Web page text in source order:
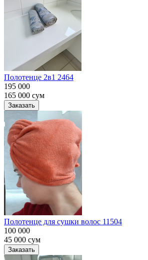
Полотенце 2в1 2464
195 000
165 000 сум
Заказать
Полотенце для сушки волос 11504
100 000
45 000 сум
Заказать